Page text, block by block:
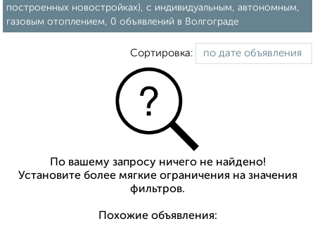
построенных новостройках), с индивидуальным, автономным,
газовым отоплением, 0 объявлений в Волгограде
Сортировка:
По вашему запросу ничего не найдено!
Установите более мягкие ограничения на значения
фильтров.
Похожие объявления: